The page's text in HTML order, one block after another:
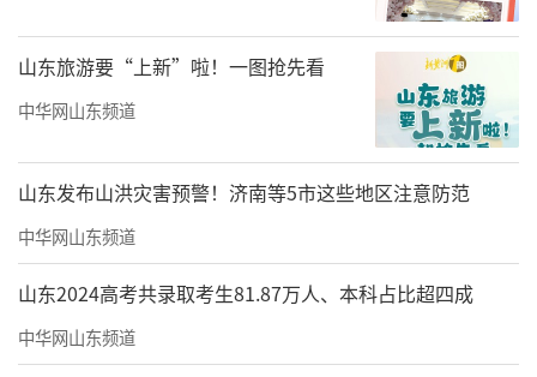
购票详情见文末
山东旅游要“上新”啦！一图抢先看
中华网山东频道
山东发布山洪灾害预警！济南等5市这些地区注意防范
中华网山东频道
山东2024高考共录取考生81.87万人、本科占比超四成
中华网山东频道